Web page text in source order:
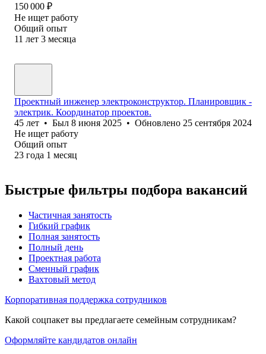
150 000 ₽
Не ищет работу
Общий опыт
11 лет 3 месяца
Проектный инженер электроконструктор. Планировщик -
электрик. Координатор проектов.
45 лет • Был 8 июня 2025 • Обновлено 25 сентября 2024
Не ищет работу
Общий опыт
23 года 1 месяц
Быстрые фильтры подбора вакансий
Частичная занятость
Гибкий график
Полная занятость
Полный день
Проектная работа
Сменный график
Вахтовый метод
Корпоративная поддержка сотрудников
Какой соцпакет вы предлагаете семейным сотрудникам?
Оформляйте кандидатов онлайн